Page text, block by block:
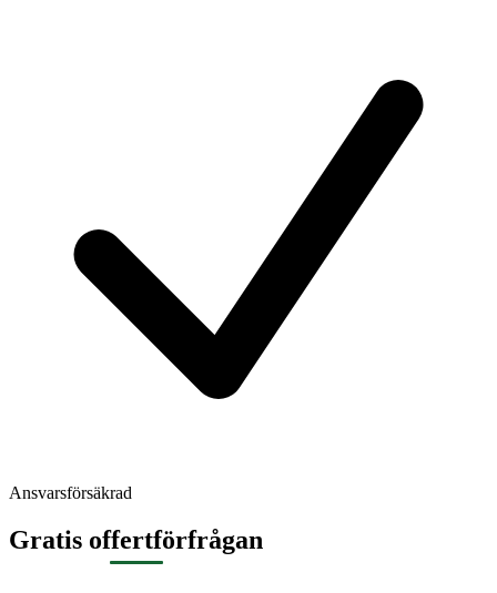
Ansvarsförsäkrad
Gratis offertförfrågan